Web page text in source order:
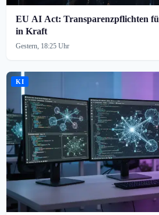
EU AI Act: Transparenzpflichten
in Kraft
Gestern, 18:25 Uhr
KI